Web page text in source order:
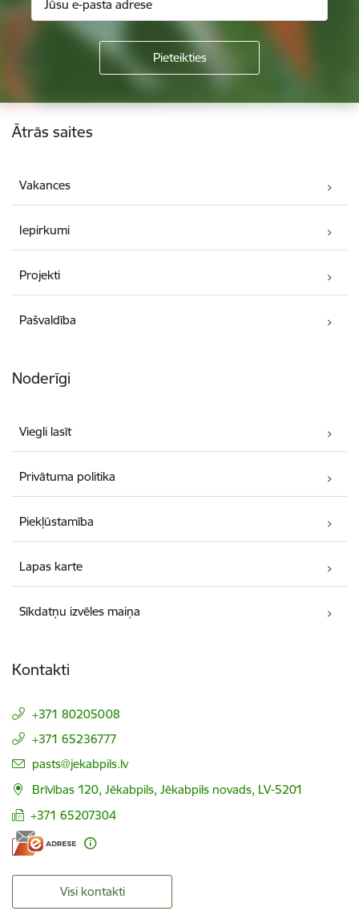
Kājene
Ātrās saites
Vakances
Iepirkumi
Projekti
Pašvaldība
Noderīgi
Viegli lasīt
Privātuma politika
Piekļūstamība
Lapas karte
Sīkdatņu izvēles maiņa
Kontakti
+371 80205008
+371 65236777
E-pasts:
pasts@jekabpils.lv
Brīvības 120, Jēkabpils, Jēkabpils novads, LV-5201
+371 65207304
Visi kontakti